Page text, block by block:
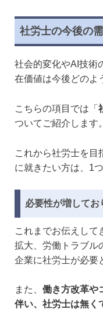
社労士の今後の
社会的変化やAI技術
在価値は今後どのよ
こちらの項目では「
ついてご紹介します。
これから社労士を目
に就きたい方は、1
必要性が増してお
これまでお伝えして
拡大、労働トラブル
企業に社労士が必要
また、 働き方改革や
伴い、社労士は無く